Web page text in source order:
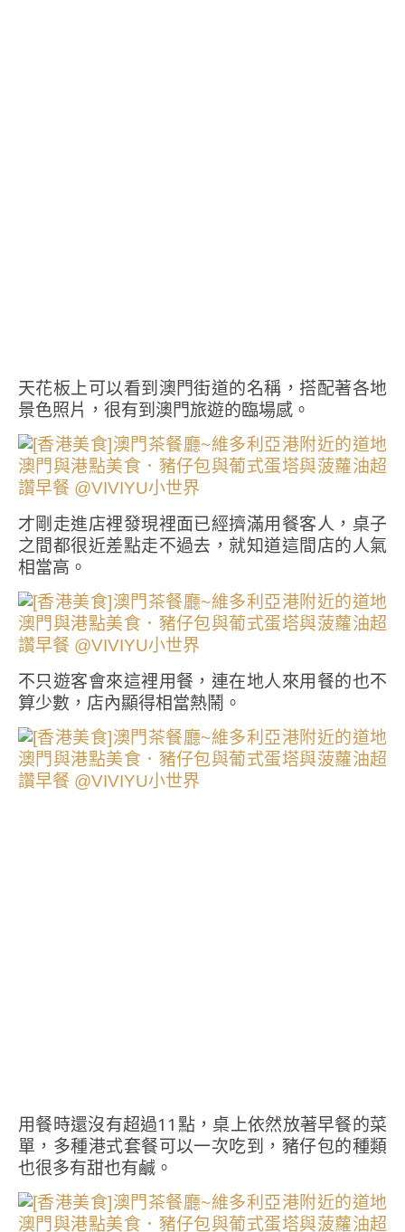
天花板上可以看到澳門街道的名稱，搭配著各地
景色照片，很有到澳門旅遊的臨場感。
才剛走進店裡發現裡面已經擠滿用餐客人，桌子
之間都很近差點走不過去，就知道這間店的人氣
相當高。
不只遊客會來這裡用餐，連在地人來用餐的也不
算少數，店內顯得相當熱鬧。
用餐時還沒有超過11點，桌上依然放著早餐的菜
單，多種港式套餐可以一次吃到，豬仔包的種類
也很多有甜也有鹹。